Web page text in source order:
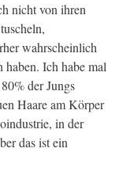
nicht von ihren
wahrscheinlich
haben. Ich habe mal
der Jungs
Haare am Körper
in der
das ist ein